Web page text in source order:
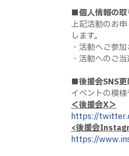
■個人情報の取
上記活動のお
します。
・活動へご参
・活動へのご
■後援会SNS更
イベントの模
＜後援会X＞
https://
<後援会
https://